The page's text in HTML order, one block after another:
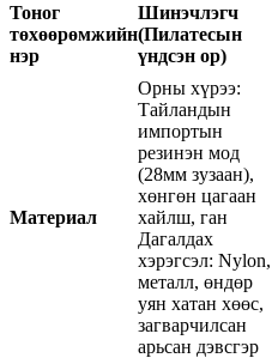
Тоног
төхөөрөмжийн
нэр
Шинэчлэгч
(Пилатесын
үндсэн ор)
Материал
Орны хүрээ:
Тайландын
импортын
резинэн мод
(28мм зузаан),
хөнгөн цагаан
хайлш, ган
Дагалдах
хэрэгсэл: Nylon,
металл, өндөр
уян хатан хөөс,
загварчилсан
арьсан дэвсгэр